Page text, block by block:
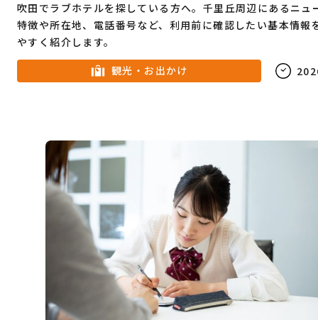
吹田でラブホテルを探している方へ。千里丘周辺にあるニュ
特徴や所在地、電話番号など、利用前に確認したい基本情報
やすく紹介します。
観光・お出かけ